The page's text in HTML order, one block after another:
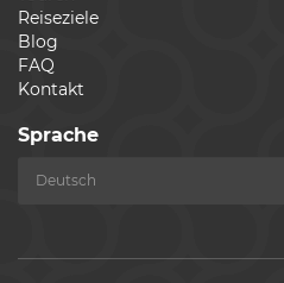
Reiseziele
Blog
FAQ
Kontakt
Sprache